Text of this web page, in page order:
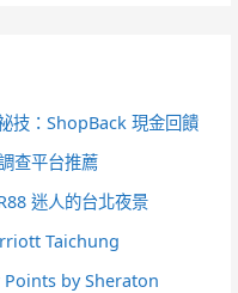
技：ShopBack 現金回饋
查平台推薦
迷人的台北夜景
Taichung
Points by Sheraton